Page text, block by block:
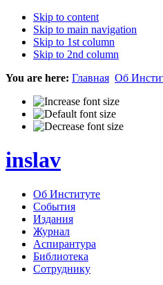
Skip to content
Skip to main navigation
Skip to 1st column
Skip to 2nd column
You are here: Главная Об
inslav
Об Институте
События
Издания
Журнал
Аспирантура
Библиотека
Сотруднику